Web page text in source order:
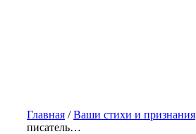
Главная /Ваши стихи и признания
писатель…